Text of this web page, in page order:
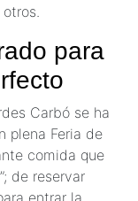
para
Carbó se ha
plena Feria de
comida que
de reservar
entrar la